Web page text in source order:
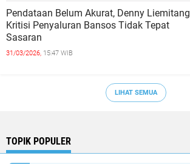
Pendataan Belum Akurat, Denny Liemitang
Kritisi Penyaluran Bansos Tidak Tepat
Sasaran
31/03/2026, 15:47 WIB
LIHAT SEMUA
TOPIK POPULER